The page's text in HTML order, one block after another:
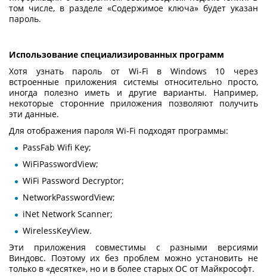
том числе, в разделе «Содержимое ключа» будет указан
пароль.
Использование специализированных программ
Хотя узнать пароль от Wi-Fi в Windows 10 через
встроенные приложения системы относительно просто,
иногда полезно иметь и другие варианты. Например,
некоторые сторонние приложения позволяют получить
эти данные.
Для отображения пароля Wi-Fi подходят программы:
PassFab Wifi Key;
WiFiPasswordView;
WiFi Password Decryptor;
NetworkPasswordView;
iNet Network Scanner;
WirelessKeyView.
Эти приложения совместимы с разными версиями
Виндовс. Поэтому их без проблем можно установить не
только в «десятке», но и в более старых ОС от Майкрософт.